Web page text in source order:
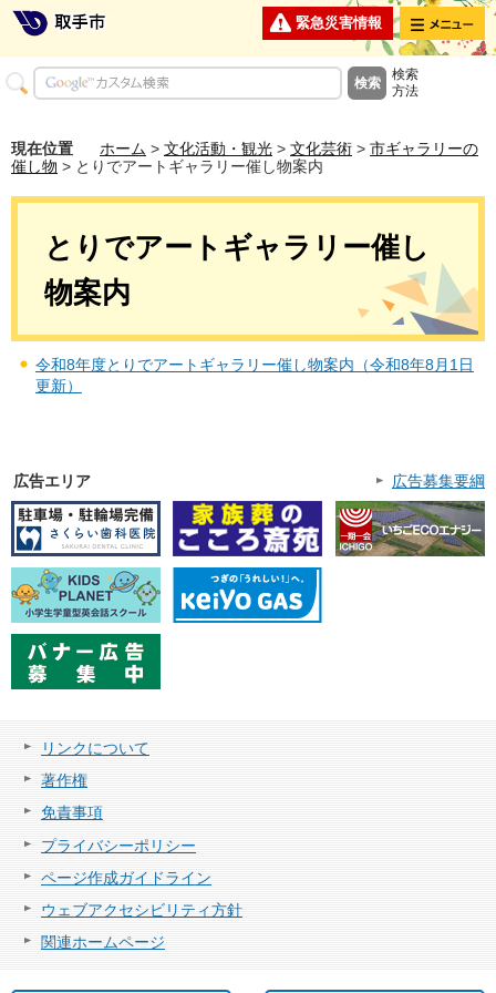
緊急災害情報 メニュー
検索
方法
現在位置 ホーム > 文化活動・観光 > 文化芸術 > 市ギャラリーの
催し物 > とりでアートギャラリー催し物案内
とりでアートギャラリー催し
物案内
令和8年度とりでアートギャラリー催し物案内（令和8年8月1日
更新）
広告エリア 広告募集要綱
リンクについて
著作権
免責事項
プライバシーポリシー
ページ作成ガイドライン
ウェブアクセシビリティ方針
関連ホームページ